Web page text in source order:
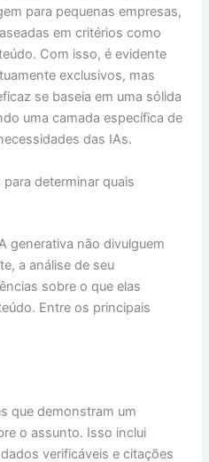
para pequenas empresas,
em critérios como
Com isso, é evidente
exclusivos, mas
se baseia em uma sólida
uma camada específica de
das IAs.
determinar quais
generativa não divulguem
a análise de seu
sobre o que elas
Entre os principais
que demonstram um
o assunto. Isso inclui
verificáveis e citações